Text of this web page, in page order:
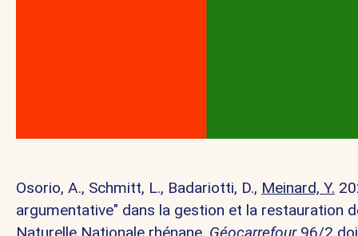
Osorio, A., Schmitt, L., Badariotti, D., Meinard, Y.
argumentative" dans la gestion et la restauration